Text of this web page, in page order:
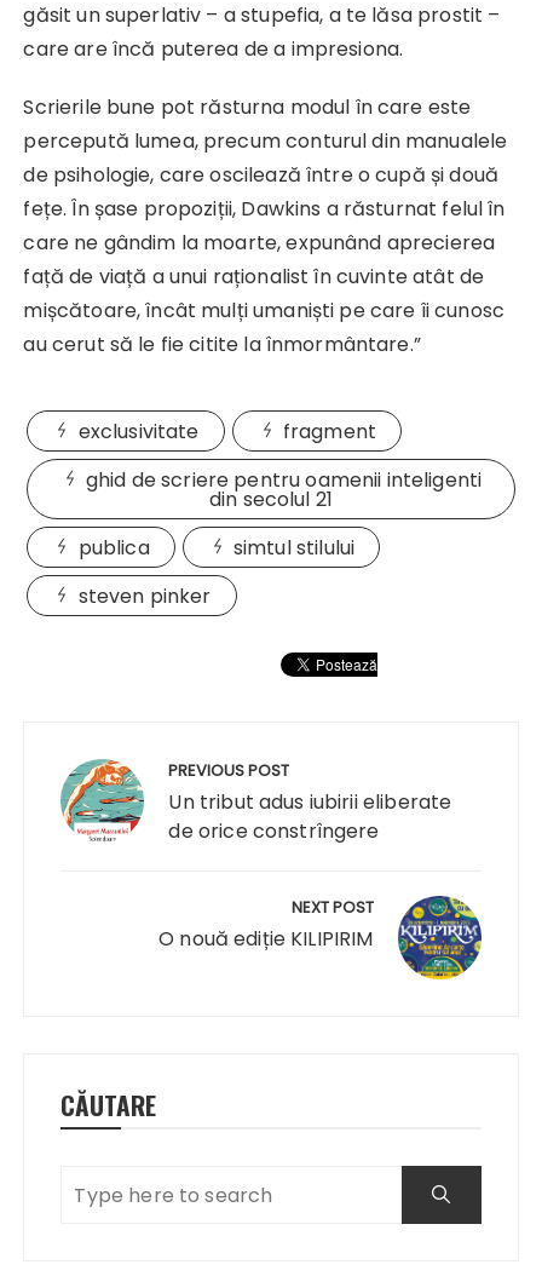
găsit un superlativ – a stupefia, a te lăsa prostit –
care are încă puterea de a impresiona.
Scrierile bune pot răsturna modul în care este
percepută lumea, precum conturul din manualele
de psihologie, care oscilează între o cupă și două
fețe. În șase propoziții, Dawkins a răsturnat felul în
care ne gândim la moarte, expunând aprecierea
față de viață a unui raționalist în cuvinte atât de
mișcătoare, încât mulți umaniști pe care îi cunosc
au cerut să le fie citite la înmormântare.”
exclusivitate
fragment
ghid de scriere pentru oamenii inteligenti
din secolul 21
publica
simtul stilului
steven pinker
articole
PREVIOUS POST
Un tribut adus iubirii eliberate
de orice constrîngere
NEXT POST
O nouă ediție KILIPIRIM
CĂUTARE